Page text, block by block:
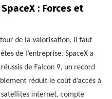
: Forces et
de la valorisation, il faut
de l’entreprise. SpaceX a
de Falcon 9, un record
réduit le coût d’accès à
satellites internet, compte